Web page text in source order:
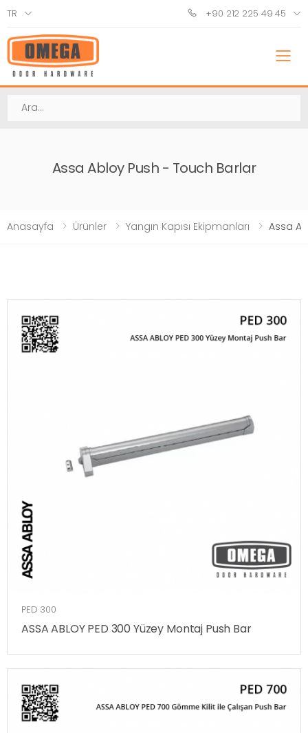
TR +90 212 225 49 45
Ara
Assa Abloy Push - Touch Barlar
Anasayfa Ürünler Yangın Kapısı Ekipmanları Assa
PED 300
ASSA ABLOY PED 300 Yüzey Montaj Push Bar